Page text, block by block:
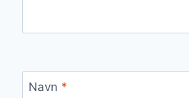
Navn *